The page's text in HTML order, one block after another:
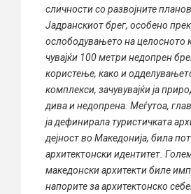
сличности со развојните
Јадранскиот брег, особено
ослободувањето на целосното
чувајќи 100 метри недопрен
користење, како и
комплекси, зачувувајќи ја
дива и недопрена. Меѓутоа,
ја дефинирала туристичката
дејност во Македонија, била
архитектонски идентитет.
македонски архитекти биле
напорите за архитектонско